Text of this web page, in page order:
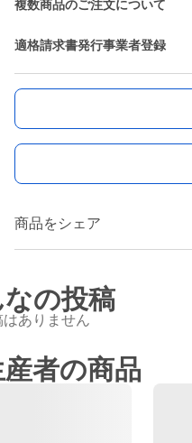
複数商品のご注文について
適格請求書発行事業者登録
商品をシェア
の投稿
はありません
産者の商品